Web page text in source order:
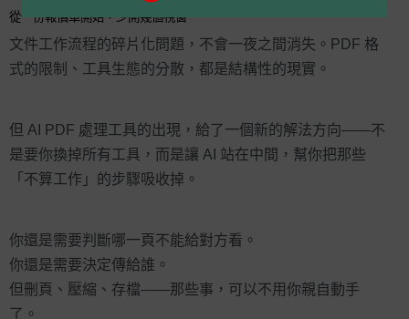
從一份報價單開始，少開幾個視窗
文件工作流程的碎片化問題，不會一夜之間消失。PDF 格
式的限制、工具生態的分散，都是結構性的現實。
但 AI PDF 處理工具的出現，給了一個新的解法方向——不
是要你換掉所有工具，而是讓 AI 站在中間，幫你把那些
「不算工作」的步驟吸收掉。
你還是需要判斷哪一頁不能給對方看。
你還是需要決定傳給誰。
但刪頁、壓縮、存檔——那些事，可以不用你親自動手
了。